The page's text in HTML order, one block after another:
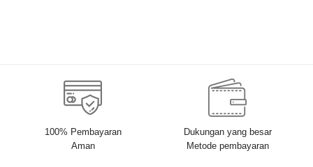
100% Pembayaran
Aman
Dukungan yang besar
Metode pembayaran